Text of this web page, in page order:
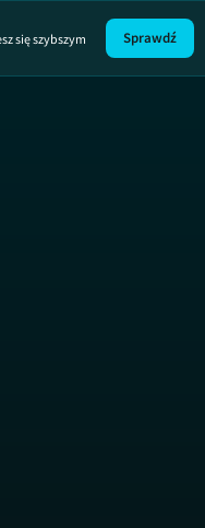
się szybszym
Sprawdź